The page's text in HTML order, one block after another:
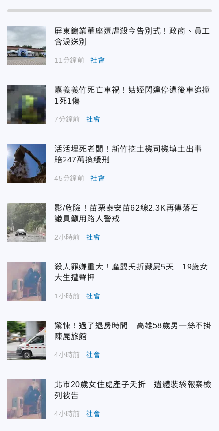
屏東鎢業董座遭虐殺今告別式！政商、員工
含淚送別
11分鐘前 社會
嘉義義竹死亡車禍！姑姪閃違停遭後車追撞
1死1傷
7分鐘前 社會
活活埋死老闆！新竹挖土機司機填土出事
賠247萬換緩刑
45分鐘前 社會
影/危險！苗栗泰安苗62線2.3K再傳落石
議員籲用路人警戒
2小時前 社會
殺人罪嫌重大！產嬰夭折藏屍5天 19歲女
大生遭聲押
1小時前 社會
驚悚！過了退房時間 高雄58歲男一絲不掛
陳屍旅館
4小時前 社會
北市20歲女住處產子夭折 遺體裝袋報案檢
列被告
4小時前 社會